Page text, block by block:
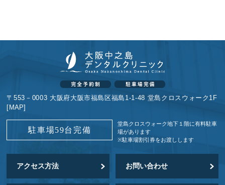
〒553－0003 大阪府大阪市福島区福島1-1-48 堂島クロスウォーク1F
[MAP]
駐車場59台完備
堂島クロスウォーク地下１階に有料駐車
場があります
※駐車場割引券をお渡しします
アクセス方法 お問い合わせ